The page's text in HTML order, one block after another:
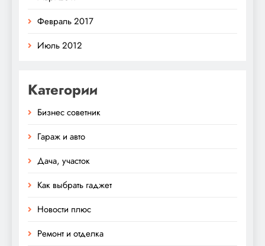
Февраль 2017
Июль 2012
Категории
Бизнес советник
Гараж и авто
Дача, участок
Как выбрать гаджет
Новости плюс
Ремонт и отделка